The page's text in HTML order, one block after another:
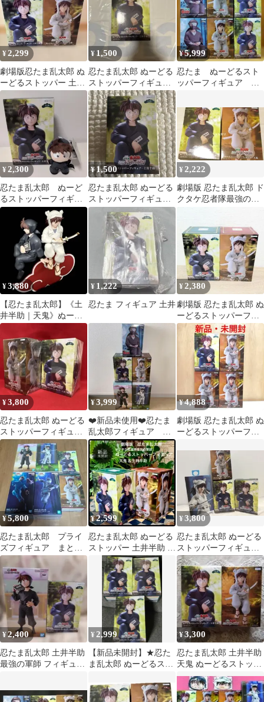
¥2,299
劇場版忍たま乱太郎 ぬ
ーどるストッパー 土井
半助 天鬼 2種セット
¥ 1,500
忍たま乱太郎 ぬーどる
ストッパーフィギュア
土井半助
¥5,999
忍たま ぬーどるスト
ッパーフィギュア 雑
天鬼 6個
¥2,300
忍たま乱太郎 ぬーど
るストッパーフィギュ
ア & てちねい 土
井半助 2点
¥1,500
忍たま乱太郎 ぬーどる
ストッパーフィギュア
ぬースト 土井半助
¥2,222
劇場版 忍たま乱太郎 ド
クタケ忍者隊最強の軍
¥3,880
【忍たま乱太郎】《土
井半助｜天鬼》ぬーど
るストッパー2個セット
¥ 1,222
忍たま フィギュア 土井
¥2,380
劇場版 忍たま乱太郎 ぬ
ーどるストッパーフィ
ギュア 2点セット!!
¥3,800
忍たま乱太郎 ぬーどる
ストッパーフィギュア
土井半助 天鬼
¥3,999
❤️新品未使用❤️忍たま
乱太郎フィギュア 土
井半助 天鬼 雑渡昆
奈門 5個セット
¥4,888
劇場版 忍たま乱太郎 ぬ
ーどるストッパーフィ
¥5,800
忍たま乱太郎 プライ
ズフィギュア まとめ
売り
¥2,599
忍たま乱太郎 ぬーどる
ストッパー 土井半助 天
鬼 劇場版 フィギュ
ア 新品未開封
¥3,800
忍たま乱太郎 ぬーどる
ストッパーフィギュア
天鬼 土井半助
¥2,400
忍たま乱太郎 土井半助
最強の軍師 フィギュア
¥ 2,999
【新品未開封】★忍た
ま乱太郎 ぬーどるスト
ット★
¥3,300
忍たま乱太郎 土井半助
天鬼 ぬーどるストッパ
ーフィギュア